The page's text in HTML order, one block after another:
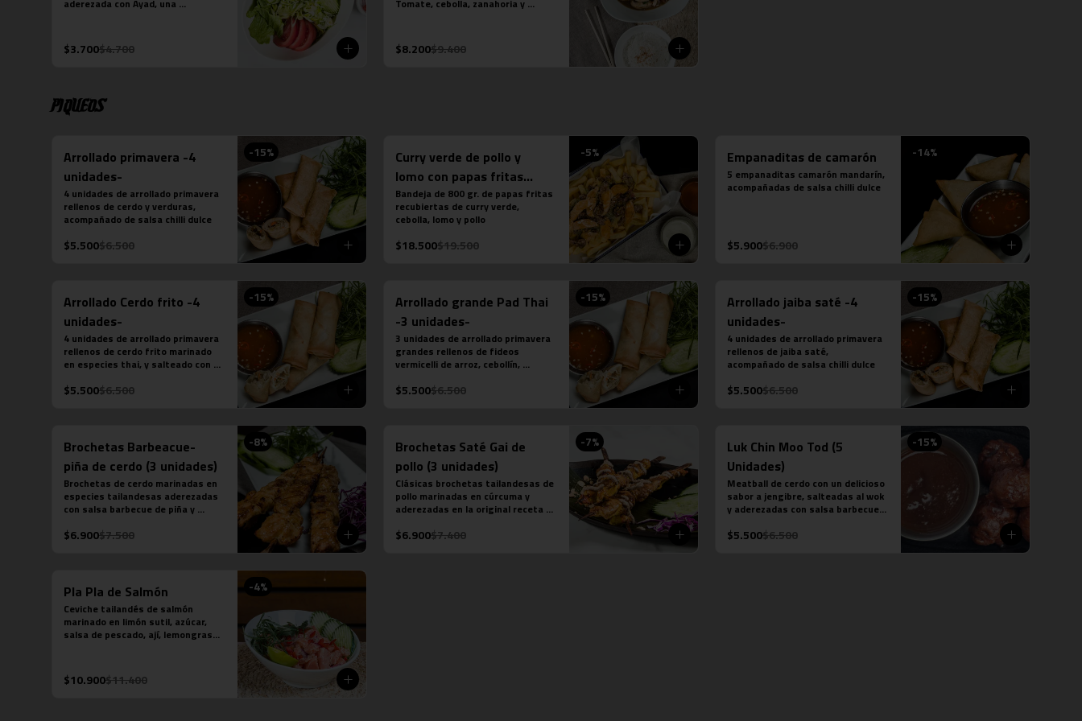
aderezada con Ayad, una
$3.700$4.700
Tomate, cebolla, zanahoria y
acompaña de una porción de arroz
jazmín.  Foto referencial, el tofu
$8.200$9.400
Piqueos
-15%
Arrollado primavera -4
unidades-
4 unidades de arrollado primavera
rellenos de cerdo y verduras,
acompañado de salsa chilli dulce
$5.500$6.500
-5%
Curry verde de pollo y
lomo con papas fritas
familiares
Bandeja de 800 gr. de papas fritas
recubiertas de curry verde,
cebolla, lomo y pollo
$18.500$19.500
-14%
Empanaditas de camarón
5 empanaditas camarón mandarín,
acompañadas de salsa chilli dulce
$5.900$6.900
-15%
Arrollado Cerdo frito -4
unidades-
4 unidades de arrollado primavera
rellenos de cerdo frito marinado
en especies thai, y salteado con
azúcar, acompañado de salsa chilli
$5.500$6.500
-15%
Arrollado grande Pad Thai
-3 unidades-
3 unidades de arrollado primavera
grandes rellenos de fideos
vermicelli de arroz, cebollín,
pad thai, acompañado de salsa
$5.500$6.500
-15%
Arrollado jaiba saté -4
unidades-
4 unidades de arrollado primavera
rellenos de jaiba saté,
acompañado de salsa chilli dulce
$5.500$6.500
-8%
Brochetas Barbeacue-
piña de cerdo (3 unidades)
Brochetas de cerdo marinadas en
especies tailandesas aderezadas
con salsa barbecue de piña y
$6.900$7.500
-7%
Brochetas Saté Gai de
pollo (3 unidades)
Clásicas brochetas tailandesas de
pollo marinadas en cúrcuma y
aderezadas en la original receta
coco, azúcar de palma, semillas de
$6.900$7.400
-15%
Luk Chin Moo Tod (5
Unidades)
Meatball de cerdo con un delicioso
sabor a jengibre, salteadas al wok
y aderezadas con salsa barbecue
$5.500$6.500
-4%
Pla Pla de Salmón
Ceviche tailandés de salmón
marinado en limón sutil, azúcar,
salsa de pescado, ají, lemongrass
$10.900$11.400